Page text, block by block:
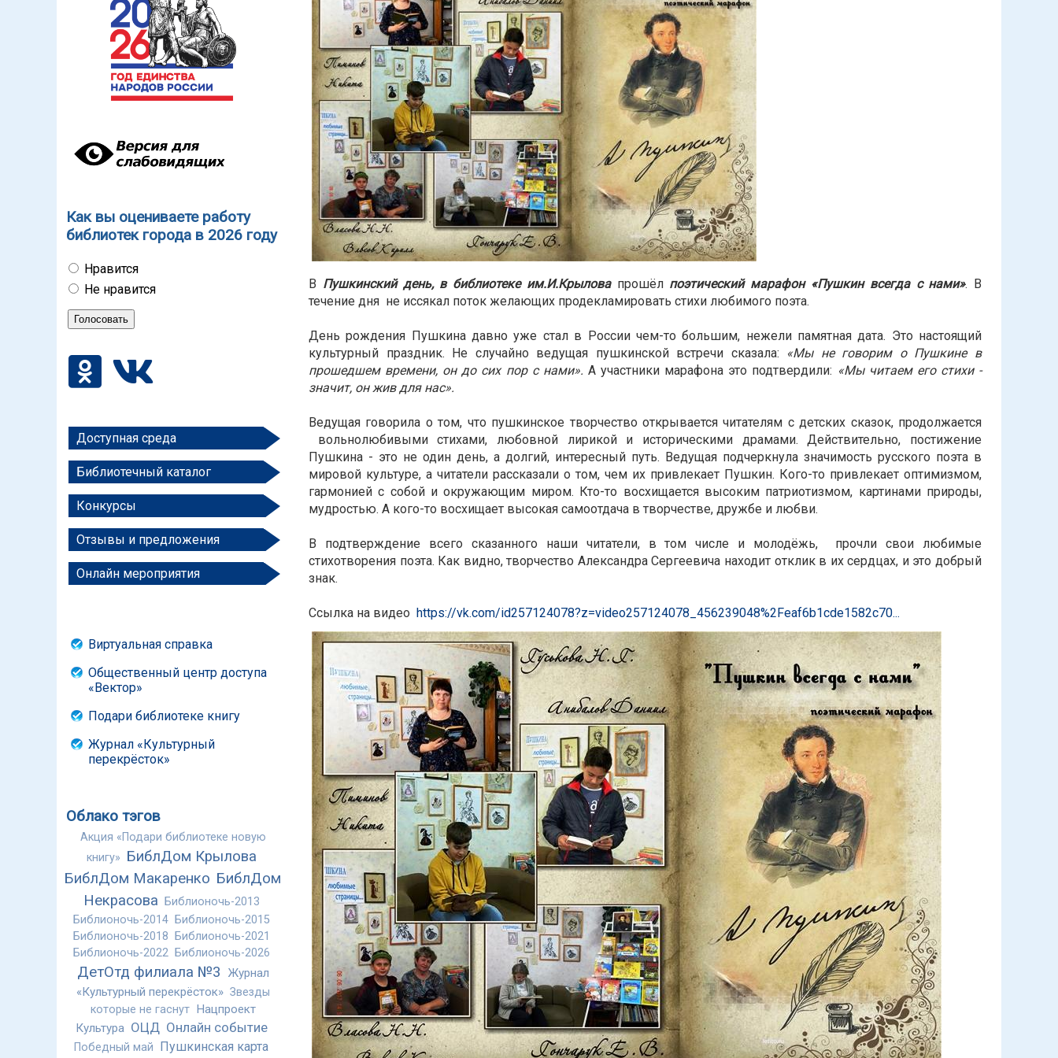
Как вы оцениваете работу
библиотек города в 2026 году
Нравится
Не нравится
Доступная среда
Библиотечный каталог
Конкурсы
Отзывы и предложения
Онлайн мероприятия
Виртуальная справка
Общественный центр доступа
«Вектор»
Подари библиотеке книгу
Журнал «Культурный
перекрёсток»
Облако тэгов
Акция «Подари библиотеке новую
книгу» БиблДом Крылова
БиблДом Макаренко БиблДом
Некрасова
Библионочь-2013
Библионочь-2014
Библионочь-2015
Библионочь-2018
Библионочь-2021
Библионочь-2022
Библионочь-2026
ДетОтд филиала №3
Журнал
«Культурный перекрёсток» Звезды
которые не гаснут Нацпроект
Культура ОЦД Онлайн событие
Победный май Пушкинская карта
В Пушкинский день, в библиотеке им.И.Крыловапрошёл поэтический марафон «Пушкин всегда с нами». В
течение дня не иссякал поток желающих продекламировать стихи любимого поэта.
День рождения Пушкина давно уже стал в России чем-то большим, нежели памятная дата. Это настоящий
культурный праздник. Не случайно ведущая пушкинской встречи сказала: «Мы не говорим о Пушкине в
прошедшем времени, он до сих пор с нами». А участники марафона это подтвердили: «Мы читаем его стихи -
значит, он жив для нас».
Ведущая говорила о том, что пушкинское творчество открывается читателям с детских сказок, продолжается
вольнолюбивыми стихами, любовной лирикой и историческими драмами. Действительно, постижение
Пушкина - это не один день, а долгий, интересный путь. Ведущая подчеркнула значимость русского поэта в
мировой культуре, а читатели рассказали о том, чем их привлекает Пушкин. Кого-то привлекает оптимизмом,
гармонией с собой и окружающим миром. Кто-то восхищается высоким патриотизмом, картинами природы,
мудростью. А кого-то восхищает высокая самоотдача в творчестве, дружбе и любви.
В подтверждение всего сказанного наши читатели, в том числе и молодёжь, прочли свои любимые
стихотворения поэта. Как видно, творчество Александра Сергеевича находит отклик в их сердцах, и это добрый
знак.
Ссылка на видео https://vk.com/id257124078?z=video257124078_456239048%2Feaf6b1cde1582c70...